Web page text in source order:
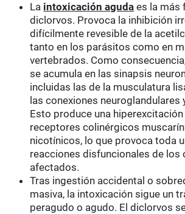
La intoxicación aguda es la más
diclorvos. Provoca la inhibición
difícilmente revesible de la
tanto en los parásitos como en
vertebrados. Como
se acumula en las sinapsis
incluidas las de la musculatura
las conexiones neuroglandulares
Esto produce una
receptores colinérgicos
nicotínicos, lo que provoca toda
reacciones disfuncionales de los
afectados.
Tras ingestión accidental o
masiva, la intoxicación sigue un
peragudo o agudo. El diclorvos